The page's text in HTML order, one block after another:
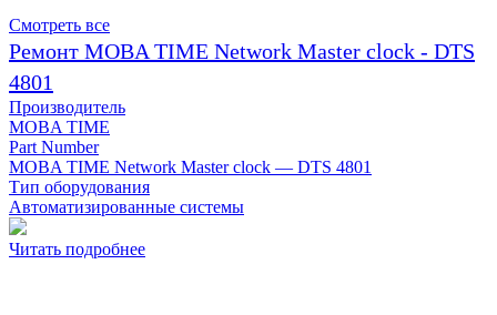
Смотреть все
Ремонт MOBA TIME Network Master clock - DTS
4801
Производитель
MOBA TIME
Part Number
MOBA TIME Network Master clock — DTS 4801
Тип оборудования
Автоматизированные системы
Читать подробнее